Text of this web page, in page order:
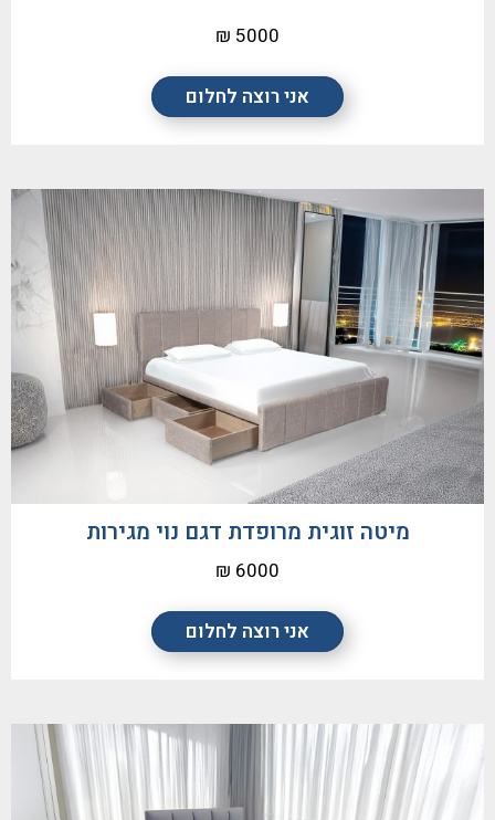
אני רוצה לחלום
5000 ₪
אני רוצה לחלום
מיטה זוגית מרופדת דגם נוי מגירות
6000 ₪